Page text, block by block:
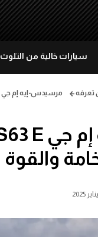
سيارات خالية من التلوث
تعرفه مرسيدس-إيه إم جي S63 E بيرفورمانس 2024: حقبة جديدة من الفخامة والقوة
والقوة